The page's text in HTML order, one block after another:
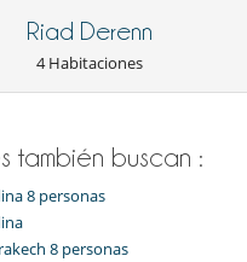
Riad Derenn
4 Habitaciones
también buscan :
8 personas
8 personas